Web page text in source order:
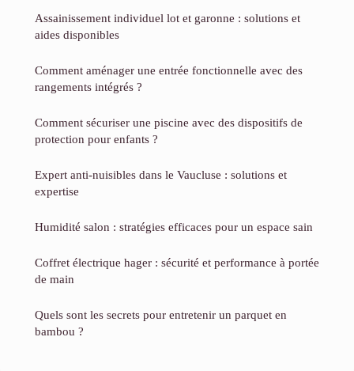
Assainissement individuel lot et garonne : solutions et
aides disponibles
Comment aménager une entrée fonctionnelle avec des
rangements intégrés ?
Comment sécuriser une piscine avec des dispositifs de
protection pour enfants ?
Expert anti-nuisibles dans le Vaucluse : solutions et
expertise
Humidité salon : stratégies efficaces pour un espace sain
Coffret électrique hager : sécurité et performance à portée
de main
Quels sont les secrets pour entretenir un parquet en
bambou ?